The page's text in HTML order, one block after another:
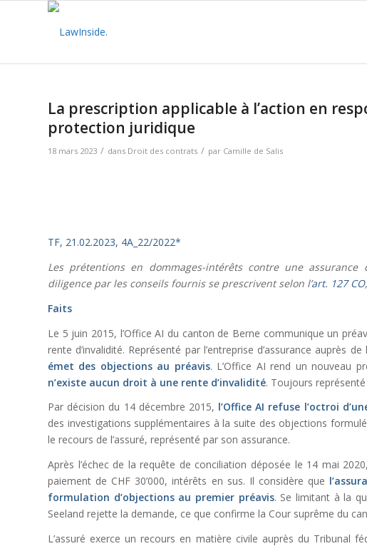
La prescription applicable à l’action en
protection juridique
18 mars 2023 / dans Droit des contrats / par Camille de Salis
TF, 21.02.2023, 4A_22/2022*
Les prétentions en dommages-intérêts contre une
diligence par les conseils fournis se prescrivent selon l’art. 127 CO
Faits
Le 5 juin 2015, l’Office AI du canton de Berne communique un
rente d’invalidité. Représenté par l’entreprise d’assurance auprès
émet des objections au préavis. L’Office AI rend un nouveau
n’existe aucun droit à une rente d’invalidité. Toujours
Par décision du 14 décembre 2015, l’Office AI refuse l’octroi
des investigations supplémentaires à la suite des objections
le recours de l’assuré, représenté par son assurance.
Après l’échec de la requête de conciliation déposée le 14 mai 2020,
paiement de CHF 30’000, intérêts en sus. Il considère que
formulation d’objections au premier préavis. Se limitant à la
Seeland rejette la demande, ce que confirme la Cour suprême du
L’assuré exerce un recours en matière civile auprès du Tribunal